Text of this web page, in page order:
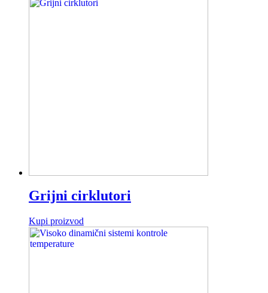
Grijni cirklutori
Kupi proizvod